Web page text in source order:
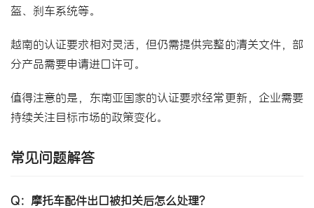
盔、刹车系统等。
越南的认证要求相对灵活，但仍需提供完整的清关文件，部
分产品需要申请进口许可。
值得注意的是，东南亚国家的认证要求经常更新，企业需要
持续关注目标市场的政策变化。
常见问题解答
Q：摩托车配件出口被扣关后怎么处理？